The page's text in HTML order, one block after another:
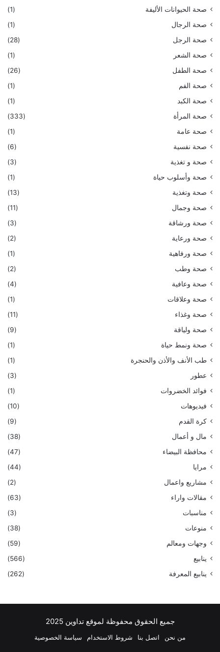
صحة الحيوانات الأليفة
(1)
صحة الرجال
(1)
صحة الرجل
(28)
صحة الشعر
(1)
صحة الطفل
(26)
صحة الفم
(1)
صحة الكبد
(1)
صحة المرأة
(333)
صحة عامة
(1)
صحة نفسية
(6)
صحة و تغذية
(3)
صحة وأسلوب حياة
(1)
صحة وتغذية
(13)
صحة وجمال
(11)
صحة ورشاقة
(3)
صحة ورعاية
(2)
صحة ورفاهية
(1)
صحة وطب
(2)
صحة وعافية
(4)
صحة وعلاقات
(1)
صحة وغذاء
(11)
صحة ولياقة
(9)
صحة ونمط حياة
(1)
طب الأنف والأذن والحنجرة
(1)
عطور
(3)
فوائد الخضروات
(1)
فيديوهات
(10)
كرة القدم
(9)
مال و أعمال
(38)
محافظة البيضاء
(47)
مرايا
(44)
مشاريع واعمال
(2)
مقالات واراء
(63)
مناسبات
(3)
منوعات
(38)
وجهات ومعالم
(59)
ينابيع
(566)
ينابيع المعرفة
(262)
جميع الحقوق محفوظة لموقع تداوين 2025
من نحن اتصل بنا شروط الاستخدام سياسة الخصوصية